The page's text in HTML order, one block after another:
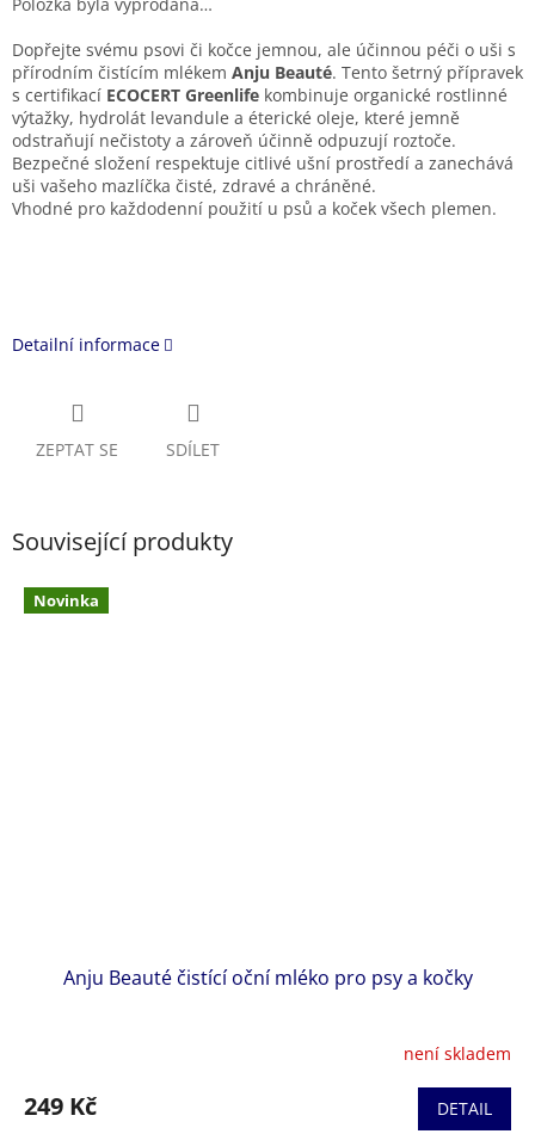
Položka byla vyprodána…
Dopřejte svému psovi či kočce jemnou, ale účinnou péči o uši s
přírodním čistícím mlékem Anju Beauté. Tento šetrný přípravek
s certifikací ECOCERT Greenlife kombinuje organické rostlinné
výtažky, hydrolát levandule a éterické oleje, které jemně
odstraňují nečistoty a zároveň účinně odpuzují roztoče.
Bezpečné složení respektuje citlivé ušní prostředí a zanechává
uši vašeho mazlíčka čisté, zdravé a chráněné.
Vhodné pro každodenní použití u psů a koček všech plemen.
Detailní informace
ZEPTAT SE SDÍLET
Související produkty
Novinka
Anju Beauté čistící oční mléko pro psy a kočky
není skladem
249 Kč DETAIL